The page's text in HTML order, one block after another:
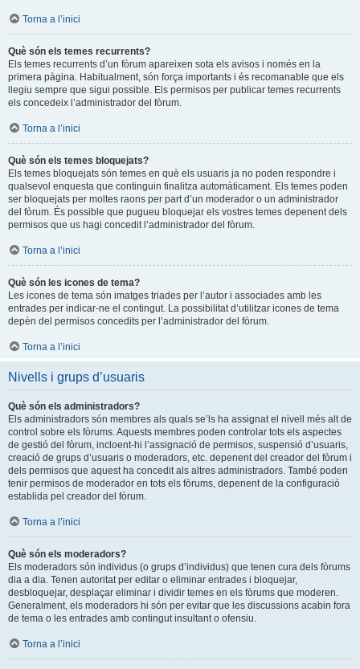
Torna a l’inici
Què són els temes recurrents?
Els temes recurrents d’un fòrum apareixen sota els avisos i només en la
primera pàgina. Habitualment, són força importants i és recomanable que els
llegiu sempre que sigui possible. Els permisos per publicar temes recurrents
els concedeix l’administrador del fòrum.
Torna a l’inici
Què són els temes bloquejats?
Els temes bloquejats són temes en què els usuaris ja no poden respondre i
qualsevol enquesta que continguin finalitza automàticament. Els temes poden
ser bloquejats per moltes raons per part d’un moderador o un administrador
del fòrum. És possible que pugueu bloquejar els vostres temes depenent dels
permisos que us hagi concedit l’administrador del fòrum.
Torna a l’inici
Què són les icones de tema?
Les icones de tema són imatges triades per l’autor i associades amb les
entrades per indicar-ne el contingut. La possibilitat d’utilitzar icones de tema
depèn del permisos concedits per l’administrador del fòrum.
Torna a l’inici
Nivells i grups d’usuaris
Què són els administradors?
Els administradors són membres als quals se’ls ha assignat el nivell més alt de
control sobre els fòrums. Aquests membres poden controlar tots els aspectes
de gestió del fòrum, incloent-hi l’assignació de permisos, suspensió d’usuaris,
creació de grups d’usuaris o moderadors, etc. depenent del creador del fòrum i
dels permisos que aquest ha concedit als altres administradors. També poden
tenir permisos de moderador en tots els fòrums, depenent de la configuració
establida pel creador del fòrum.
Torna a l’inici
Què són els moderadors?
Els moderadors són individus (o grups d’individus) que tenen cura dels fòrums
dia a dia. Tenen autoritat per editar o eliminar entrades i bloquejar,
desbloquejar, desplaçar eliminar i dividir temes en els fòrums que moderen.
Generalment, els moderadors hi són per evitar que les discussions acabin fora
de tema o les entrades amb contingut insultant o ofensiu.
Torna a l’inici